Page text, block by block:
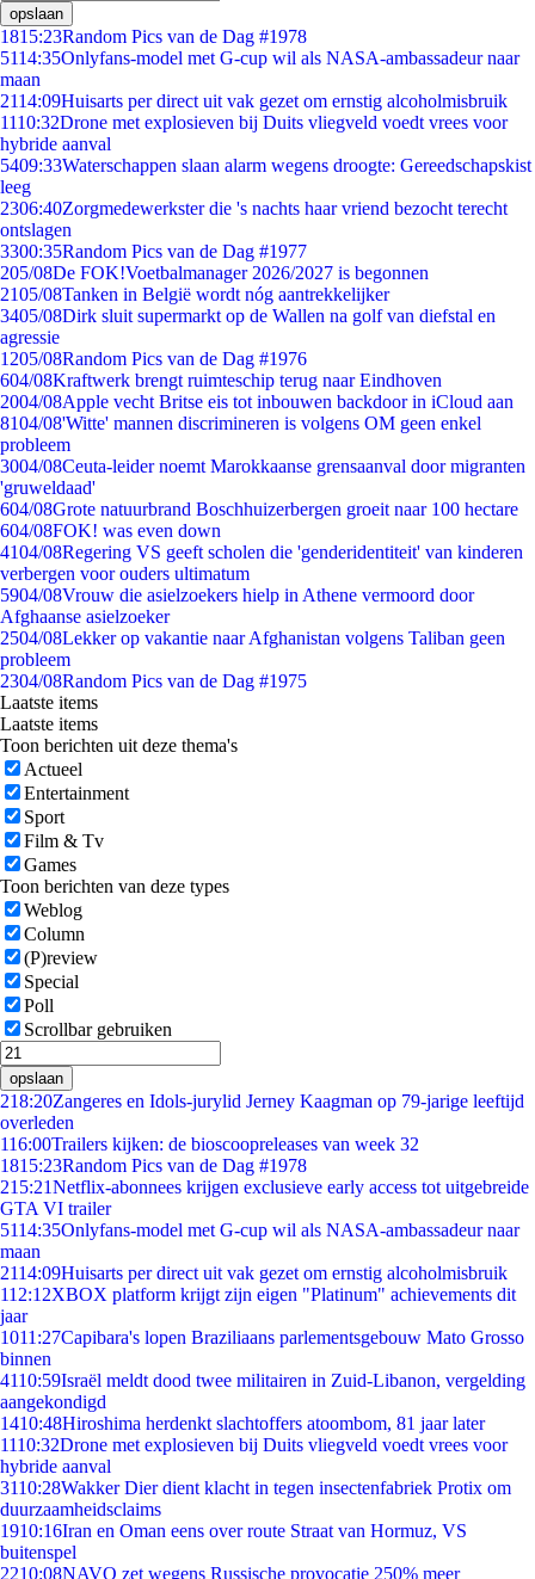
opslaan
1815:23Random Pics van de Dag #1978
5114:35Onlyfans-model met G-cup wil als NASA-ambassadeur naar
maan
2114:09Huisarts per direct uit vak gezet om ernstig alcoholmisbruik
1110:32Drone met explosieven bij Duits vliegveld voedt vrees voor
hybride aanval
5409:33Waterschappen slaan alarm wegens droogte: Gereedschapskist
leeg
2306:40Zorgmedewerkster die 's nachts haar vriend bezocht terecht
ontslagen
3300:35Random Pics van de Dag #1977
205/08De FOK!Voetbalmanager 2026/2027 is begonnen
2105/08Tanken in België wordt nóg aantrekkelijker
3405/08Dirk sluit supermarkt op de Wallen na golf van diefstal en
agressie
1205/08Random Pics van de Dag #1976
604/08Kraftwerk brengt ruimteschip terug naar Eindhoven
2004/08Apple vecht Britse eis tot inbouwen backdoor in iCloud aan
8104/08'Witte' mannen discrimineren is volgens OM geen enkel
probleem
3004/08Ceuta-leider noemt Marokkaanse grensaanval door migranten
'gruweldaad'
604/08Grote natuurbrand Boschhuizerbergen groeit naar 100 hectare
604/08FOK! was even down
4104/08Regering VS geeft scholen die 'genderidentiteit' van kinderen
verbergen voor ouders ultimatum
5904/08Vrouw die asielzoekers hielp in Athene vermoord door
Afghaanse asielzoeker
2504/08Lekker op vakantie naar Afghanistan volgens Taliban geen
probleem
2304/08Random Pics van de Dag #1975
Laatste items
Laatste items
Toon berichten uit deze thema's
Actueel
Entertainment
Sport
Film & Tv
Games
Toon berichten van deze types
Weblog
Column
(P)review
Special
Poll
Scrollbar gebruiken
opslaan
218:20Zangeres en Idols-jurylid Jerney Kaagman op 79-jarige leeftijd
overleden
116:00Trailers kijken: de bioscoopreleases van week 32
1815:23Random Pics van de Dag #1978
215:21Netflix-abonnees krijgen exclusieve early access tot uitgebreide
GTA VI trailer
5114:35Onlyfans-model met G-cup wil als NASA-ambassadeur naar
maan
2114:09Huisarts per direct uit vak gezet om ernstig alcoholmisbruik
112:12XBOX platform krijgt zijn eigen "Platinum" achievements dit
jaar
1011:27Capibara's lopen Braziliaans parlementsgebouw Mato Grosso
binnen
4110:59Israël meldt dood twee militairen in Zuid-Libanon, vergelding
aangekondigd
1410:48Hiroshima herdenkt slachtoffers atoombom, 81 jaar later
1110:32Drone met explosieven bij Duits vliegveld voedt vrees voor
hybride aanval
3110:28Wakker Dier dient klacht in tegen insectenfabriek Protix om
duurzaamheidsclaims
1910:16Iran en Oman eens over route Straat van Hormuz, VS
buitenspel
2210:08NAVO zet wegens Russische provocatie 250% meer